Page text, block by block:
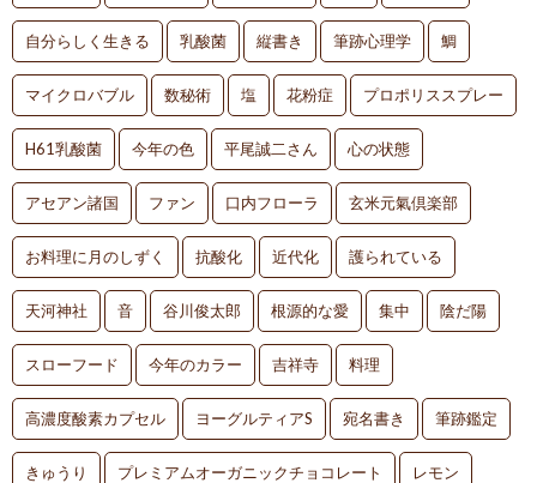
自分らしく生きる 乳酸菌 縦書き 筆跡心理学 鯛
マイクロバブル 数秘術 塩 花粉症 プロポリススプレー
H61乳酸菌 今年の色 平尾誠二さん 心の状態
アセアン諸国 ファン 口内フローラ 玄米元氣倶楽部
お料理に月のしずく 抗酸化 近代化 護られている
天河神社 音 谷川俊太郎 根源的な愛 集中 陰だ陽
スローフード 今年のカラー 吉祥寺 料理
高濃度酸素カプセル ヨーグルティアS 宛名書き 筆跡鑑定
きゅうり プレミアムオーガニックチョコレート レモン